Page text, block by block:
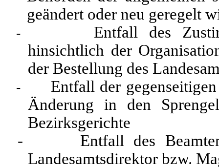
geändert oder neu geregelt
-
Entfall des
hinsichtlich der
der Bestellung des
-
Entfall der
Änderung in den
Bezirksgerichte
- Entfall des
Landesamtsdirektor bzw.